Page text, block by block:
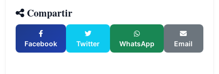
Compartir
Facebook Twitter WhatsApp Email